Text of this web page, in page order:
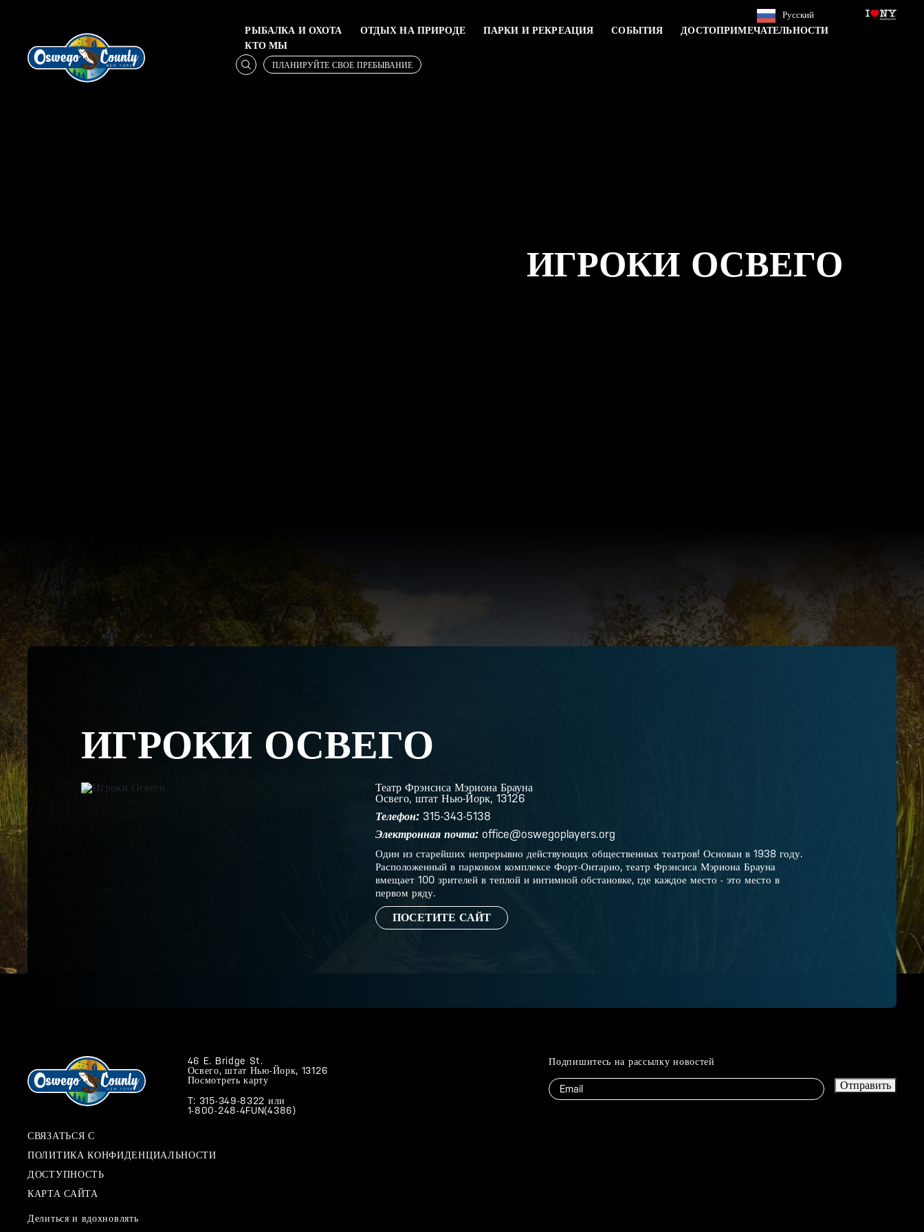
Русский
РЫБАЛКА И ОХОТА ОТДЫХ НА ПРИРОДЕ ПАРКИ И РЕКРЕАЦИЯ СОБЫТИЯ
ДОСТОПРИМЕЧАТЕЛЬНОСТИ
КТО МЫ
ПЛАНИРУЙТЕ СВОЕ ПРЕБЫВАНИЕ
ИГРОКИ ОСВЕГО
ИГРОКИ ОСВЕГО
Театр Фрэнсиса Мэриона Брауна
Освего, штат Нью-Йорк, 13126
Телефон:315-343-5138
Электронная почта: office@oswegoplayers.org
Один из старейших непрерывно действующих общественных театров! Основан в 1938 году.
Расположенный в парковом комплексе Форт-Онтарио, театр Фрэнсиса Мэриона Брауна
вмещает 100 зрителей в теплой и интимной обстановке, где каждое место - это место в
первом ряду.
ПОСЕТИТЕ САЙТ
46 E. Bridge St.
Освего, штат Нью-Йорк, 13126
Посмотреть карту
T: 315-349-8322 или
1-800-248-4FUN(4386)
СВЯЗАТЬСЯ С
ПОЛИТИКА КОНФИДЕНЦИАЛЬНОСТИ
ДОСТУПНОСТЬ
КАРТА САЙТА
Подпишитесь на рассылку новостей
Электронная
почта
Отправить
Делиться и вдохновлять